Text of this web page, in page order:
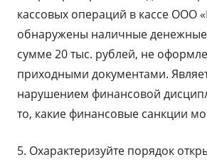
кассовых операций в кассе ООО
обнаружены наличные денежные
сумме 20 тыс. рублей, не
приходными документами.
нарушением финансовой
то, какие финансовые санкции
5. Охарактеризуйте порядок